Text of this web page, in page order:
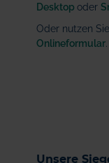
Desktop oder
Oder nutzen
Onlineformular
Unsere